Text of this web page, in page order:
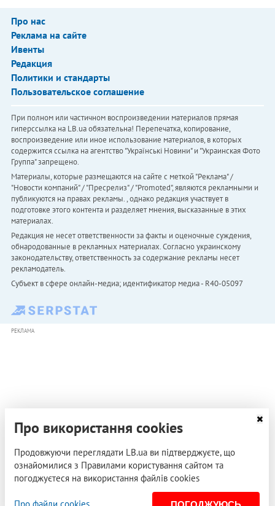
Про нас
Реклама на сайте
Ивенты
Редакция
Политики и стандарты
Пользовательское соглашение
При полном или частичном воспроизведении материалов прямая
гиперссылка на LB.ua обязательна! Перепечатка, копирование,
воспроизведение или иное использование материалов, в которых
содержится ссылка на агентство "Українськi Новини" и "Украинская Фото
Группа" запрещено.
Материалы, которые размещаются на сайте с меткой "Реклама" /
"Новости компаний" / "Пресрелиз" / "Promoted", являются рекламными и
публикуются на правах рекламы. , однако редакция участвует в
подготовке этого контента и разделяет мнения, высказанные в этих
материалах.
Редакция не несет ответственности за факты и оценочные суждения,
обнародованные в рекламных материалах. Согласно украинскому
законодательству, ответственность за содержание рекламы несет
рекламодатель.
Субъект в сфере онлайн-медиа; идентификатор медиа - R40-05097
РЕКЛАМА
Про використання cookies
Продовжуючи переглядати LB.ua ви підтверджуєте, що
ознайомилися з Правилами користування сайтом та
погоджуєтеся на використання файлів cookies